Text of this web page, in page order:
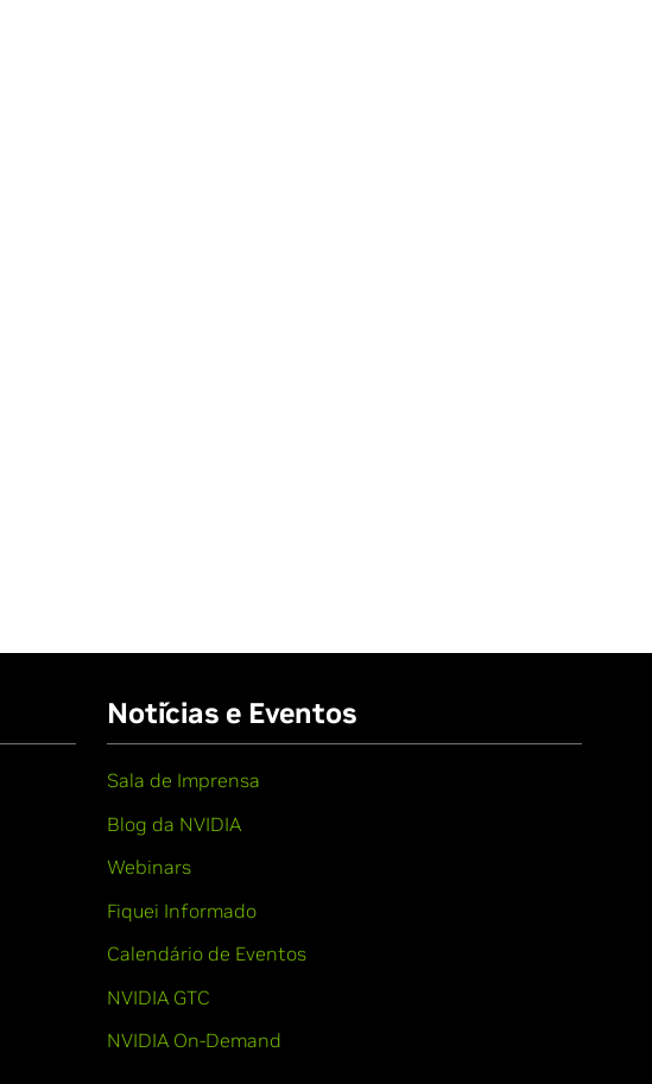
Notícias e Eventos
Sala de Imprensa
Blog da NVIDIA
Webinars
Fiquei Informado
Calendário de Eventos
NVIDIA GTC
NVIDIA On-Demand